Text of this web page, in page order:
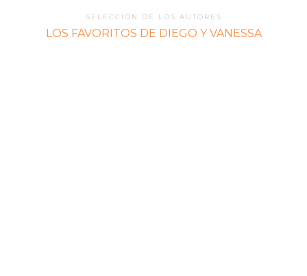
SELECCIÓN DE LOS AUTORES
LOS FAVORITOS DE DIEGO Y VANESSA